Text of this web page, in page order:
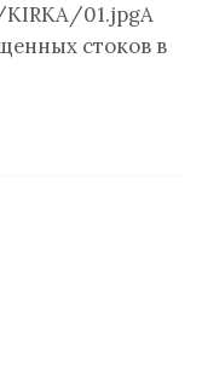
01.jpgА
стоков в